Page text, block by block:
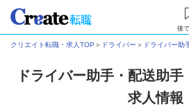
後
クリエイト転職・求人TOP ＞ ドライバー ＞ ドライバー助
ドライバー助手・配送助手
求人情報